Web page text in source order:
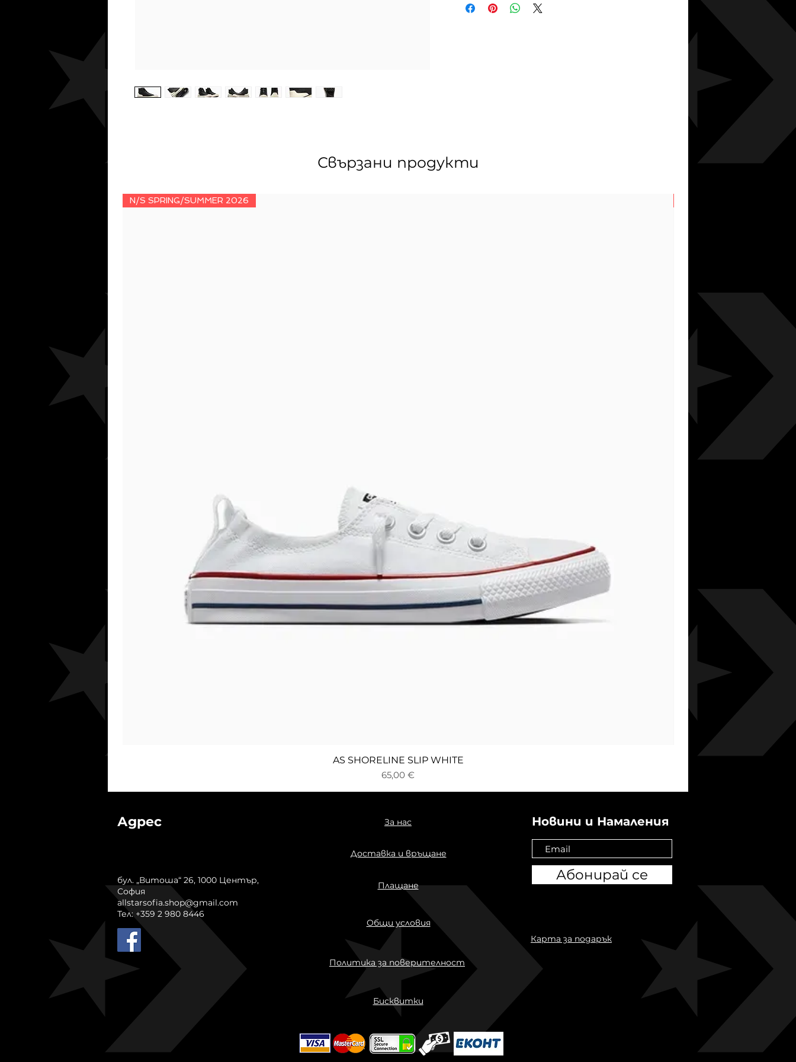
тук.
Свързани продукти
Бърз преглед
N/S SPRING/SUMMER 2026
AS SHORELINE SLIP WHITE
Цена
65,00 €
Адрес За нас
Доставка и връщане
бул. „Витоша“ 26, 1000 Център,
София
allstarsofia.shop@gmail.com
Тел: +359 2 980 8446
Плащане
Общи условия
Политика за поверителност
Бисквитки
Новини и Намаления
Абонирай се
Карта за подарък